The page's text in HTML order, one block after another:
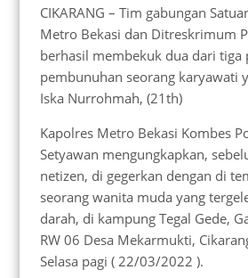
CIKARANG – Tim gabungan
Metro Bekasi dan Ditreskrimum
berhasil membekuk dua dari tiga
pembunuhan seorang karyawati
Iska Nurrohmah, (21th)
Kapolres Metro Bekasi Kombes
Setyawan mengungkapkan,
netizen, di gegerkan dengan di
seorang wanita muda yang
darah, di kampung Tegal Gede,
RW 06 Desa Mekarmukti,
Selasa pagi ( 22/03/2022 ).